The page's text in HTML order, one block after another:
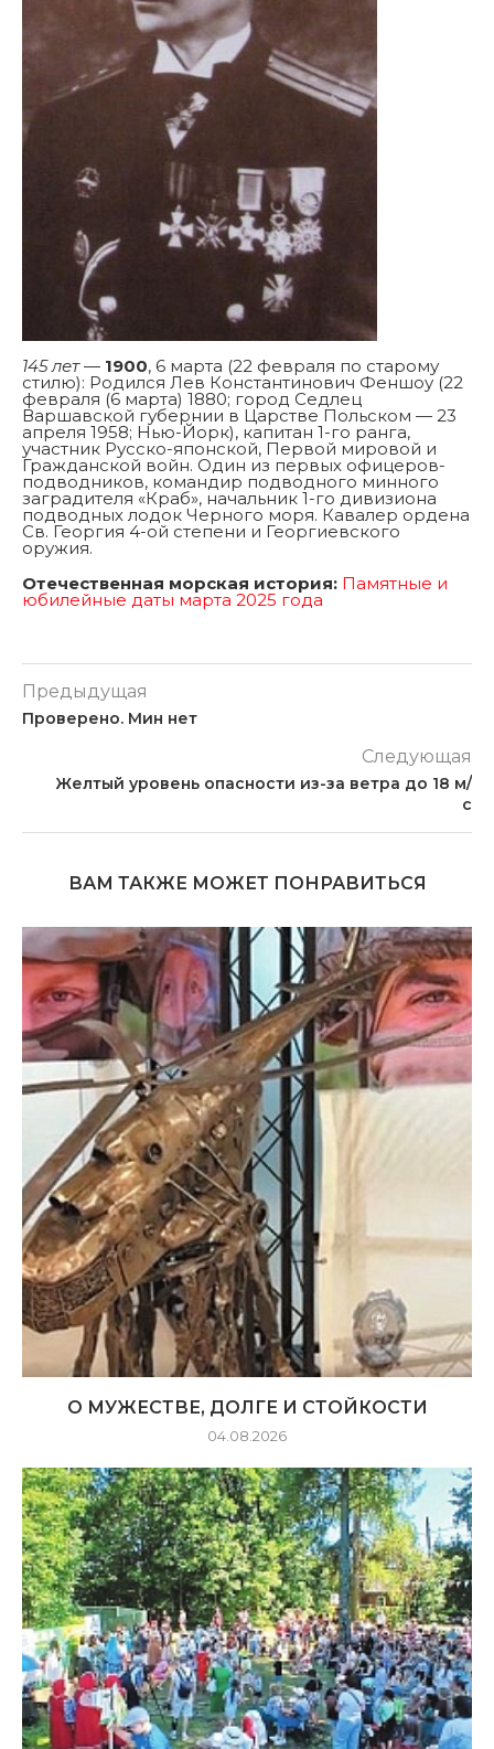
145 лет— 1900, 6 марта (22 февраля по старому
стилю): Родился Лев Константинович Феншоу (22
февраля (6 марта) 1880; город Седлец
Варшавской губернии в Царстве Польском — 23
апреля 1958; Нью-Йорк), капитан 1-го ранга,
участник Русско-японской, Первой мировой и
Гражданской войн. Один из первых офицеров-
подводников, командир подводного минного
заградителя «Краб», начальник 1-го дивизиона
подводных лодок Черного моря. Кавалер ордена
Св. Георгия 4-ой степени и Георгиевского
оружия.
Отечественная морская история: Памятные и
юбилейные даты марта 2025 года
Предыдущая
Проверено. Мин нет
Следующая
Желтый уровень опасности из-за ветра до 18 м/
с
ВАМ ТАКЖЕ МОЖЕТ ПОНРАВИТЬСЯ
О МУЖЕСТВЕ, ДОЛГЕ И СТОЙКОСТИ
04.08.2026